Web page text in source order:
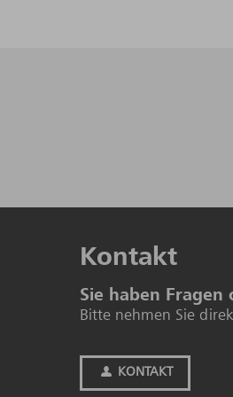
Kontakt
Sie haben
Bitte nehmen Sie
KONTAKT